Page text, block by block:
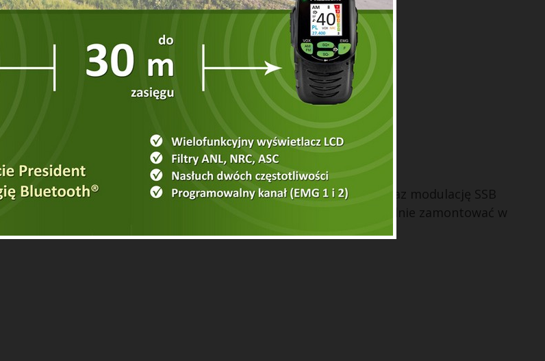
pasma CB. Wyposażony w bardzo wiele przydatnych funkcji oraz modulację SSB
Urządzenie wielkości radia samochodowego można wygodnie zamontować w